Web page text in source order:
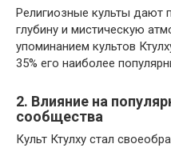
Религиозные культы дают
глубину и мистическую
упоминанием культов
35% его наиболее
2. Влияние на
сообщества
Культ Ктулху стал